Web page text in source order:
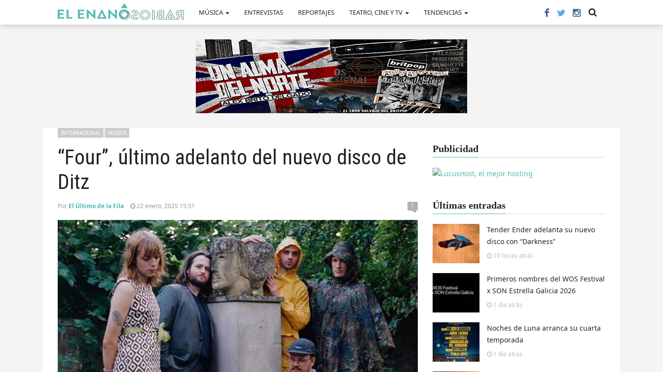
MÚSICA ENTREVISTAS REPORTAJES TEATRO, CINE Y TV TENDENCIAS
“Four”, último adelanto del nuevo disco de
Ditz
INTERNACIONAL MÚSICA
Por El Último de la Fila 22 enero, 2025 15:31 1
Publicidad
Últimas entradas
Tender Ender adelanta su nuevo
disco con “Darkness”
10 horas atrás
Primeros nombres del WOS Festival
x SON Estrella Galicia 2026
1 día atrás
Noches de Luna arranca su cuarta
temporada
1 día atrás